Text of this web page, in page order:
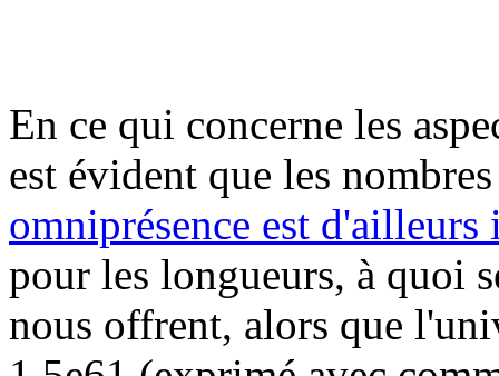
En ce qui concerne les
est évident que les
omniprésence est d'ailleurs
pour les longueurs, à quoi
nous offrent, alors que